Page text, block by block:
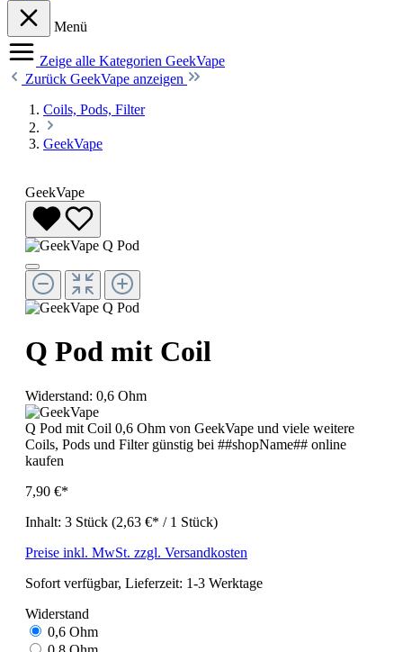
Menü
Zeige alle Kategorien GeekVape
Zurück GeekVape anzeigen
Coils, Pods, Filter
GeekVape
GeekVape
Q Pod mit Coil
Widerstand: 0,6 Ohm
Q Pod mit Coil 0,6 Ohm von GeekVape und viele weitere
Coils, Pods und Filter günstig bei ##shopName## online
kaufen
7,90 €*
Inhalt: 3 Stück (2,63 €* / 1 Stück)
Preise inkl. MwSt. zzgl. Versandkosten
Sofort verfügbar, Lieferzeit: 1-3 Werktage
Widerstand
0,6 Ohm